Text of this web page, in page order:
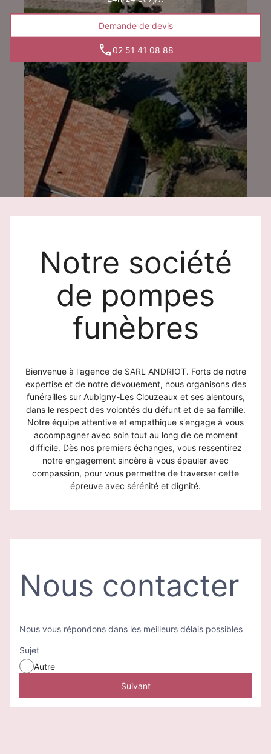
Demande de devis
02 51 41 08 88
Notre société
de pompes
funèbres
Bienvenue à l'agence de SARL ANDRIOT. Forts de notre
expertise et de notre dévouement, nous organisons des
funérailles sur Aubigny-Les Clouzeaux et ses alentours,
dans le respect des volontés du défunt et de sa famille.
Notre équipe attentive et empathique s'engage à vous
accompagner avec soin tout au long de ce moment
difficile. Dès nos premiers échanges, vous ressentirez
notre engagement sincère à vous épauler avec
compassion, pour vous permettre de traverser cette
épreuve avec sérénité et dignité.
Nous contacter
Nous vous répondons dans les meilleurs délais possibles
Sujet
Autre
Suivant